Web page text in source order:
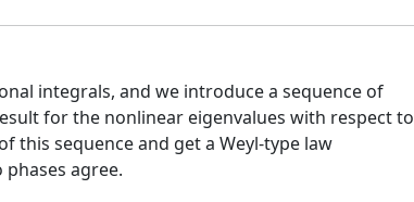
integrals, and we introduce a sequence of
for the nonlinear eigenvalues with respect to
this sequence and get a Weyl-type law
agree.